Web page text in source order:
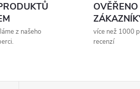
z našeho
OVĚŘENO
více než 1000
recenzí